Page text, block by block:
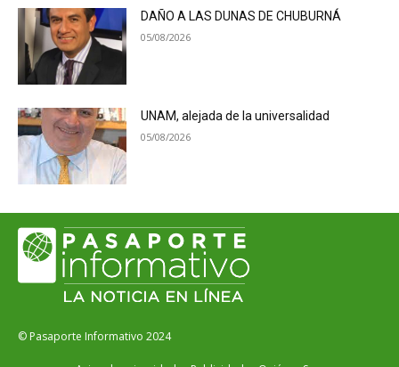
DAÑO A LAS DUNAS DE CHUBURNÁ
05/08/2026
UNAM, alejada de la universalidad
05/08/2026
© Pasaporte Informativo 2024